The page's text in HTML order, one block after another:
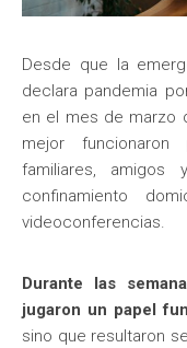
Desde que la
declara pandemia
en el mes de marzo
mejor
familiares, amigos
confinamiento
videoconferencias.
Durante las
jugaron un papel
sino que resultaron